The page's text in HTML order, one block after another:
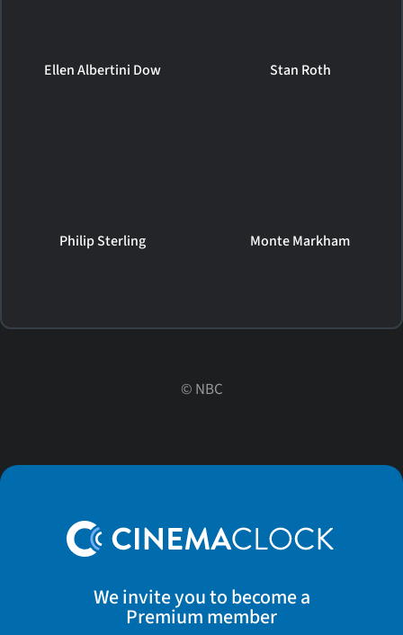
Ellen Albertini Dow Stan Roth
Philip Sterling Monte Markham
© NBC
We invite you to become a
Premium member